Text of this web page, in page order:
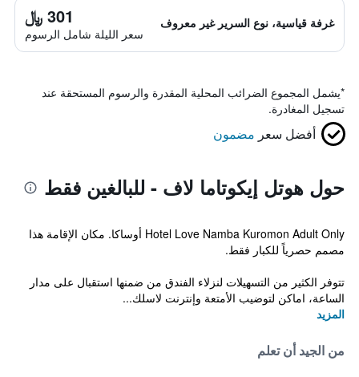
غرفة قياسية، نوع السرير غير معروف 301 ﷼
سعر الليلة شامل الرسوم
*يشمل المجموع الضرائب المحلية المقدرة والرسوم المستحقة عند
تسجيل المغادرة.
أفضل سعر مضمون
حول هوتل إيكوتاما لاف - للبالغين فقط
Hotel Love Namba Kuromon Adult Only أوساكا. مكان الإقامة هذا
مصمم حصرياً للكبار فقط.
تتوفر الكثير من التسهيلات لنزلاء الفندق من ضمنها استقبال على مدار
الساعة، اماكن لتوضيب الأمتعة وإنترنت لاسلك...
المزيد
من الجيد أن تعلم